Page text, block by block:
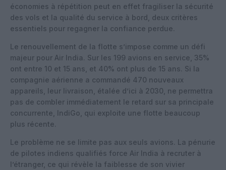
économies à répétition peut en effet fragiliser la sécurité
des vols et la qualité du service à bord, deux critères
essentiels pour regagner la confiance perdue.
Le renouvellement de la flotte s’impose comme un défi
majeur pour Air India. Sur les 199 avions en service, 35%
ont entre 10 et 15 ans, et 40% ont plus de 15 ans. Si la
compagnie aérienne a commandé 470 nouveaux
appareils, leur livraison, étalée d’ici à 2030, ne permettra
pas de combler immédiatement le retard sur sa principale
concurrente, IndiGo, qui exploite une flotte beaucoup
plus récente.
Le problème ne se limite pas aux seuls avions. La pénurie
de pilotes indiens qualifiés force Air India à recruter à
l’étranger, ce qui révèle la faiblesse de son vivier